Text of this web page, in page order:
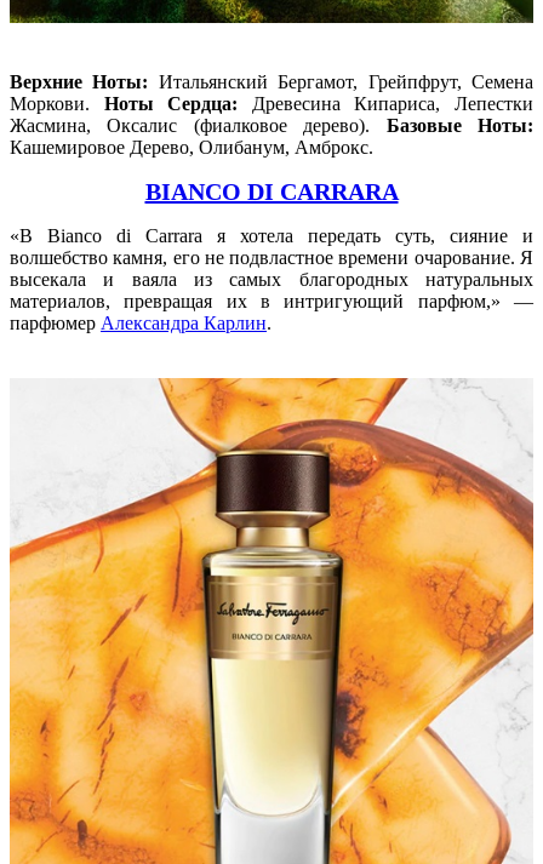
Верхние Ноты: Итальянский Бергамот, Грейпфрут, Семена
Моркови. Ноты Сердца: Древесина Кипариса, Лепестки
Жасмина, Оксалис (фиалковое дерево). Базовые Ноты:
Кашемировое Дерево, Олибанум, Амброкс.
BIANCO DI CARRARA
«В Bianco di Carrara я хотела передать суть, сияние и
волшебство камня, его не подвластное времени очарование. Я
высекала и ваяла из самых благородных натуральных
материалов, превращая их в интригующий парфюм,» —
парфюмер Александра Карлин.